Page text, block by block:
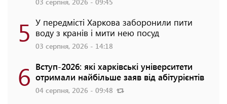
5 У передмісті Харкова заборонили пити
воду з кранів і мити нею посуд
03 серпня, 2026 - 14:18
6 Вступ-2026: які харківські університети
отримали найбільше заяв від абітурієнтів
04 серпня, 2026 - 09:48